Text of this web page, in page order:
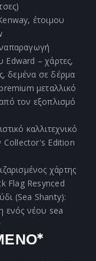
έτοιμου
Edward – χάρτες,
δεμένα σε δέρμα
μεταλλικό
τον εξοπλισμό
καλλιτεχνικό
Collector's Edition
χάρτης
Flag Resynced
(Sea Shanty):
ενός νέου sea